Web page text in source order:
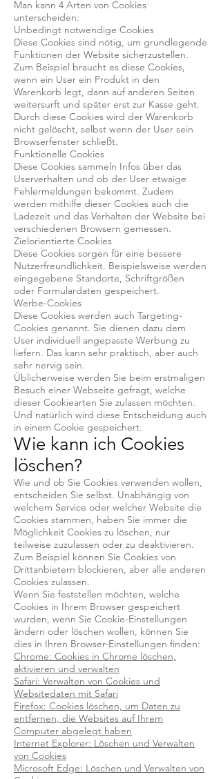
Man kann 4 Arten von Cookies
unterscheiden:
Unbedingt notwendige Cookies
Diese Cookies sind nötig, um grundlegende
Funktionen der Website sicherzustellen.
Zum Beispiel braucht es diese Cookies,
wenn ein User ein Produkt in den
Warenkorb legt, dann auf anderen Seiten
weitersurft und später erst zur Kasse geht.
Durch diese Cookies wird der Warenkorb
nicht gelöscht, selbst wenn der User sein
Browserfenster schließt.
Funktionelle Cookies
Diese Cookies sammeln Infos über das
Userverhalten und ob der User etwaige
Fehlermeldungen bekommt. Zudem
werden mithilfe dieser Cookies auch die
Ladezeit und das Verhalten der Website bei
verschiedenen Browsern gemessen.
Zielorientierte Cookies
Diese Cookies sorgen für eine bessere
Nutzerfreundlichkeit. Beispielsweise werden
eingegebene Standorte, Schriftgrößen
oder Formulardaten gespeichert.
Werbe-Cookies
Diese Cookies werden auch Targeting-
Cookies genannt. Sie dienen dazu dem
User individuell angepasste Werbung zu
liefern. Das kann sehr praktisch, aber auch
sehr nervig sein.
Üblicherweise werden Sie beim erstmaligen
Besuch einer Webseite gefragt, welche
dieser Cookiearten Sie zulassen möchten.
Und natürlich wird diese Entscheidung auch
in einem Cookie gespeichert.
Wie kann ich Cookies
löschen?
Wie und ob Sie Cookies verwenden wollen,
entscheiden Sie selbst. Unabhängig von
welchem Service oder welcher Website die
Cookies stammen, haben Sie immer die
Möglichkeit Cookies zu löschen, nur
teilweise zuzulassen oder zu deaktivieren.
Zum Beispiel können Sie Cookies von
Drittanbietern blockieren, aber alle anderen
Cookies zulassen.
Wenn Sie feststellen möchten, welche
Cookies in Ihrem Browser gespeichert
wurden, wenn Sie Cookie-Einstellungen
ändern oder löschen wollen, können Sie
dies in Ihren Browser-Einstellungen finden:
Chrome: Cookies in Chrome löschen,
aktivieren und verwalten
Safari: Verwalten von Cookies und
Websitedaten mit Safari
Firefox: Cookies löschen, um Daten zu
entfernen, die Websites auf Ihrem
Computer abgelegt haben
Internet Explorer: Löschen und Verwalten
von Cookies
Microsoft Edge: Löschen und Verwalten von